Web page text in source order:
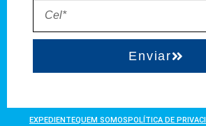
Enviar
EXPEDIENTEQUEM SOMOSPOLÍTICA DE